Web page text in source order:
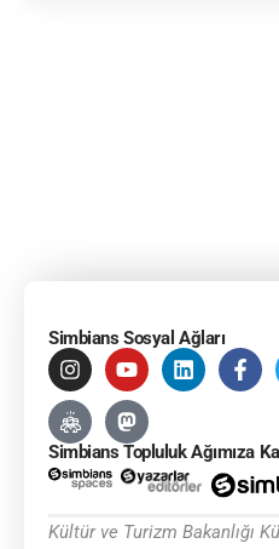
Simbians Sosyal Ağları
Simbians Topluluk Ağımıza
Kültür ve Turizm Bakanlığı